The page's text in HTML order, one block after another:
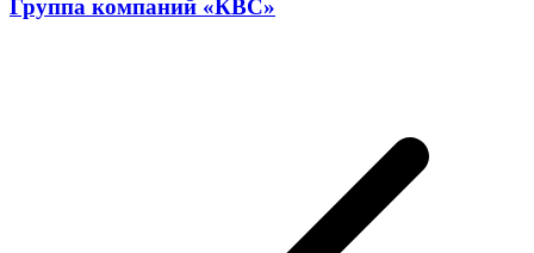
Группа компаний «КВС»